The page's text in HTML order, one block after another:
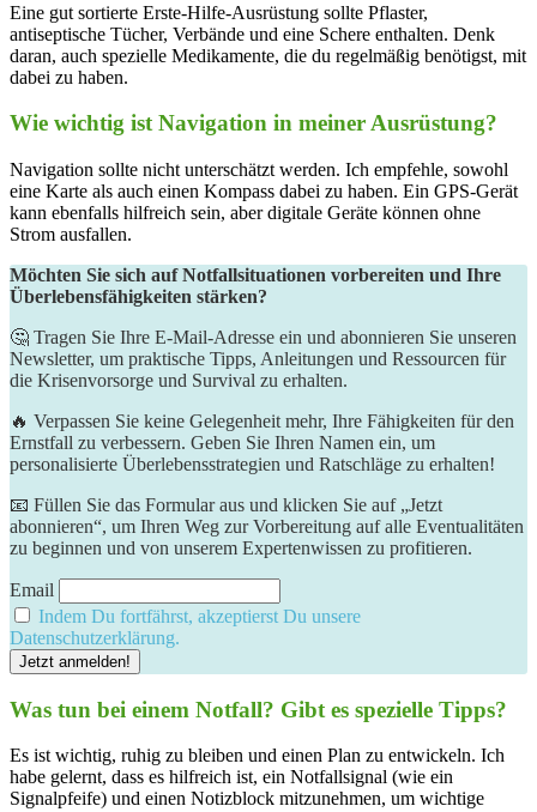
Eine gut⁤ sortierte Erste-Hilfe-Ausrüstung​ sollte Pflaster,
antiseptische Tücher, Verbände und eine​ Schere enthalten. Denk⁤
daran, auch ⁣spezielle ‌Medikamente,‍ die du regelmäßig benötigst, mit‌
dabei zu haben.
Wie wichtig ist‍ Navigation in meiner Ausrüstung?
Navigation sollte nicht unterschätzt werden. Ich empfehle, sowohl
eine Karte als auch einen Kompass dabei zu ⁣haben. Ein GPS-Gerät
kann ebenfalls hilfreich sein, aber digitale Geräte können ohne
Strom ⁢ausfallen.
Möchten Sie sich auf Notfallsituationen vorbereiten und Ihre
Überlebensfähigkeiten stärken?
🤔 Tragen Sie Ihre E-Mail-Adresse ein und abonnieren Sie unseren
Newsletter, um praktische Tipps, Anleitungen und Ressourcen für
die Krisenvorsorge und Survival zu erhalten.
🔥 Verpassen Sie keine Gelegenheit mehr, Ihre Fähigkeiten für den
Ernstfall zu verbessern. Geben Sie Ihren Namen ein, um
personalisierte Überlebensstrategien und Ratschläge zu erhalten!
📧 Füllen Sie das Formular aus und klicken Sie auf „Jetzt
abonnieren“, um Ihren Weg zur Vorbereitung auf alle Eventualitäten
zu beginnen und von unserem Expertenwissen zu profitieren.
Email
Indem Du fortfährst, akzeptierst Du unsere
Datenschutzerklärung.
Was tun bei einem Notfall? ⁢Gibt ​es spezielle Tipps?
Es ist wichtig, ruhig⁤ zu bleiben und einen Plan zu entwickeln.​ Ich
habe gelernt, dass es ⁢hilfreich ist, ein Notfallsignal (wie ⁢ein
Signalpfeife)‌ und einen Notizblock mitzunehmen, um wichtige